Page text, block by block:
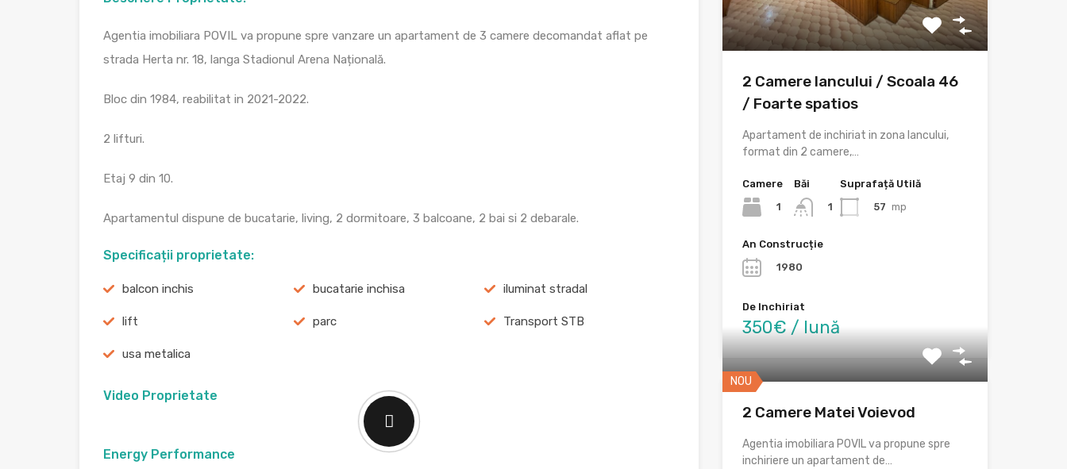
Agentia imobiliara POVIL va propune spre vanzare un apartament de 3 camere decomandat aflat pe
strada Herta nr. 18, langa Stadionul Arena Națională.
Bloc din 1984, reabilitat in 2021-2022.
2 lifturi.
Etaj 9 din 10.
Apartamentul dispune de bucatarie, living, 2 dormitoare, 3 balcoane, 2 bai si 2 debarale.
Specificații proprietate:
balcon inchis bucatarie inchisa iluminat stradal
lift parc Transport STB
usa metalica
Video Proprietate
Energy Performance
2 Camere Iancului / Scoala 46
/ Foarte spatios
Apartament de inchiriat in zona Iancului,
format din 2 camere,…
Camere
1
Băi
1
Suprafață Utilă
57 mp
An Construcție
1980
De Inchiriat
350€ / lună
NOU
2 Camere Matei Voievod
Agentia imobiliara POVIL va propune spre
inchiriere un apartament de…